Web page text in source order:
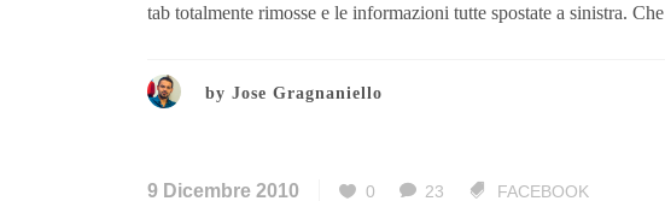
tab totalmente rimosse e le informazioni tutte spostate a sinistra.
by Jose Gragnaniello
9 Dicembre 2010 0 23 FACEBOOK